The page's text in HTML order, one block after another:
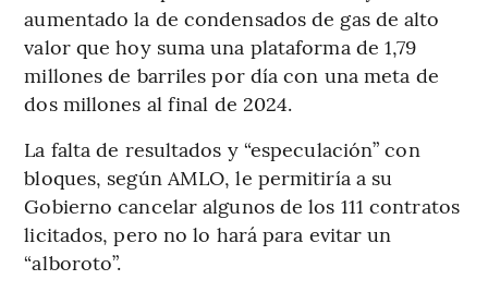
aumentado la de condensados de gas de alto
valor que hoy suma una plataforma de 1,79
millones de barriles por día con una meta de
dos millones al final de 2024.
La falta de resultados y “especulación” con
bloques, según AMLO, le permitiría a su
Gobierno cancelar algunos de los 111 contratos
licitados, pero no lo hará para evitar un
“alboroto”.